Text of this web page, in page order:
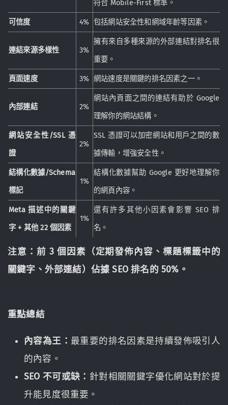
符合 Mobile-First 標準。
可信度 4% 包括網站安全性和網域年齡等因素。
連結來源多樣性 3%
擁有來自多種來源的外部連結對排名很
重要。
頁面速度 3% 網站速度是關鍵的排名因素之一。
內部連結 2%
網站內頁面之間的連結有助於 Google
理解你的網站結構。
網站安全性/SSL 憑
證
2%
SSL 憑證可以加密網站和用戶之間的數
據傳輸，增強安全性。
結構化數據/Schema
標記
1%
結構化數據幫助 Google 更好地理解你
的網頁內容。
Meta 描述中的關鍵
字 + 其他 22 個因素
1%
還有許多其他小因素會影響 SEO 排
名。
注意：前 3 個因素（定期發佈內容、標題標籤中的
關鍵字、外部連結）佔據 SEO 排名的 50%。
重點總結
內容為王： 最重要的排名因素是持續發佈吸引人
的內容。
SEO 不可或缺： 針對相關關鍵字優化網站對於提
升能見度很重要。